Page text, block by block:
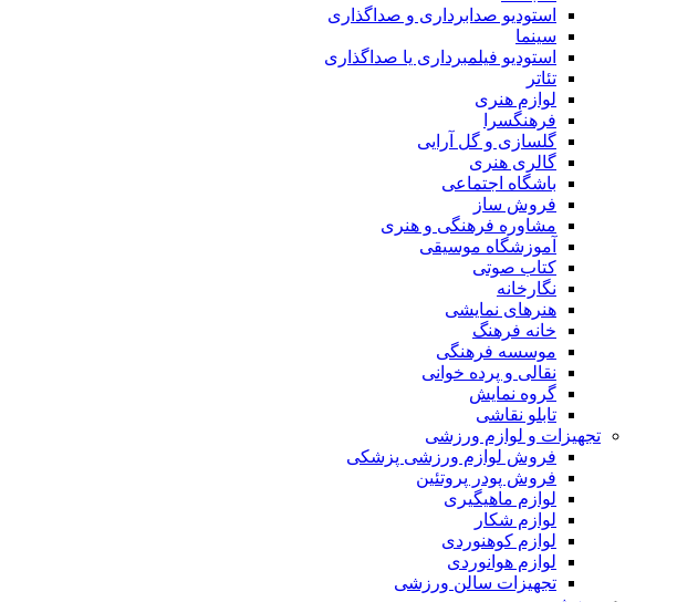
استودیو صدابرداری و صداگذاری
سینما
استودیو فیلمبرداری یا صداگذاری
تئاتر
لوازم هنری
فرهنگسرا
گلسازی و گل آرایی
گالری هنری
باشگاه اجتماعی
فروش ساز
مشاوره فرهنگی و هنری
آموزشگاه موسیقی
کتاب صوتی
نگارخانه
هنرهای نمایشی
خانه فرهنگ
موسسه فرهنگی
نقالی و پرده خوانی
گروه نمایش
تابلو نقاشی
تجهیزات و لوازم ورزشی
فروش لوازم ورزشی پزشکی
فروش پودر پروتئین
لوازم ماهیگیری
لوازم شکار
لوازم کوهنوردی
لوازم هوانوردی
تجهیزات سالن ورزشی